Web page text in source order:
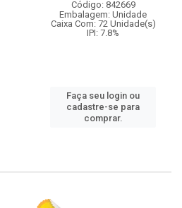
Código: 842669
Embalagem: Unidade
Caixa Com: 72 Unidade(s)
IPI: 7.8%
Faça seu login ou
cadastre-se para
comprar.